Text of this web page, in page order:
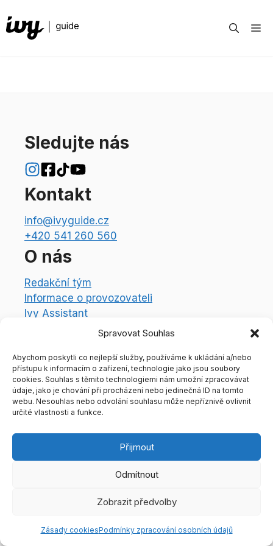
Spravovat Souhlas
Abychom poskytli co nejlepší služby, používáme k ukládání a/nebo
přístupu k informacím o zařízení, technologie jako jsou soubory
cookies. Souhlas s těmito technologiemi nám umožní zpracovávat
údaje, jako je chování při procházení nebo jedinečná ID na tomto
webu. Nesouhlas nebo odvolání souhlasu může nepříznivě ovlivnit
určité vlastnosti a funkce.
Přijmout
Odmítnout
Zobrazit předvolby
Zásady cookiesPodmínky zpracování osobních údajů
na
obsah
Sledujte nás
Kontakt
info@ivyguide.cz
+420 541 260 560
O nás
Redakční tým
Informace o provozovateli
Ivy Assistant
Právní aspekty
Podmínky zpracování osobních údajů
Zásady používání a nastavení souborů
cookies
Odebírat newsletter